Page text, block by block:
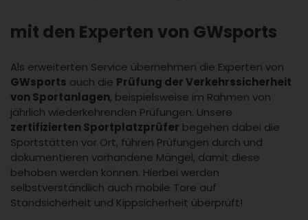
mit den Experten von GWsports
Als erweiterten Service übernehmen die Experten von
GWsports auch die Prüfung der Verkehrssicherheit
von Sportanlagen, beispielsweise im Rahmen von
jährlich wiederkehrenden Prüfungen. Unsere
zertifizierten Sportplatzprüfer begehen dabei die
Sportstätten vor Ort, führen Prüfungen durch und
dokumentieren vorhandene Mängel, damit diese
behoben werden können. Hierbei werden
selbstverständlich auch mobile Tore auf
Standsicherheit und Kippsicherheit überprüft!